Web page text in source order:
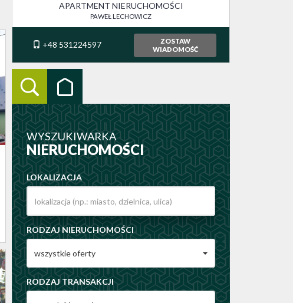
APARTMENT NIERUCHOMOŚCI
PAWEŁ LECHOWICZ
+48 531224597
ZOSTAW
WIADOMOŚĆ
WYSZUKIWARKA
NIERUCHOMOŚCI
LOKALIZACJA
RODZAJ NIERUCHOMOŚCI
wszystkie oferty
RODZAJ TRANSAKCJI